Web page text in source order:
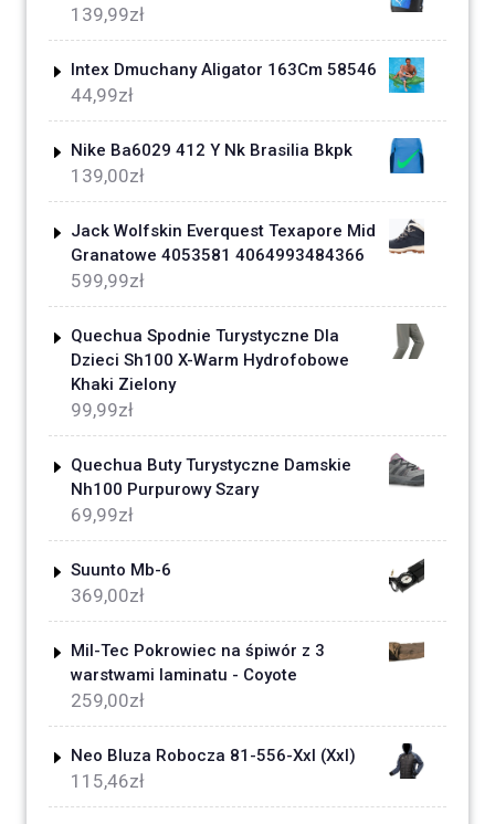
139,99zł
Intex Dmuchany Aligator 163Cm 58546
44,99zł
Nike Ba6029 412 Y Nk Brasilia Bkpk
139,00zł
Jack Wolfskin Everquest Texapore Mid
Granatowe 4053581 4064993484366
599,99zł
Quechua Spodnie Turystyczne Dla
Dzieci Sh100 X-Warm Hydrofobowe
Khaki Zielony
99,99zł
Quechua Buty Turystyczne Damskie
Nh100 Purpurowy Szary
69,99zł
Suunto Mb-6
369,00zł
Mil-Tec Pokrowiec na śpiwór z 3
warstwami laminatu - Coyote
259,00zł
Neo Bluza Robocza 81-556-Xxl (Xxl)
115,46zł